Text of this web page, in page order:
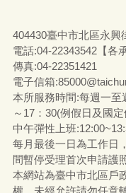
404430臺中市北區永興
電話:04-22343542【各
傳真:04-22351421
電子信箱
本所服務時間:每週一至
～17：30(例假日及國
中午彈性上班
每月最後一日為工作日
間暫停受理首次申請護
本網站為臺中市北區戶